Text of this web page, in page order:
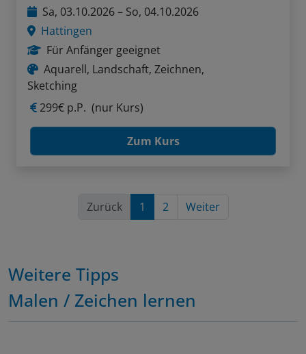
Sa, 03.10.2026 – So, 04.10.2026
Hattingen
Für Anfänger geeignet
Aquarell, Landschaft, Zeichnen,
Sketching
299€ p.P. (nur Kurs)
Zum Kurs
Zurück 1 2 Weiter
Weitere Tipps
Malen / Zeichen lernen